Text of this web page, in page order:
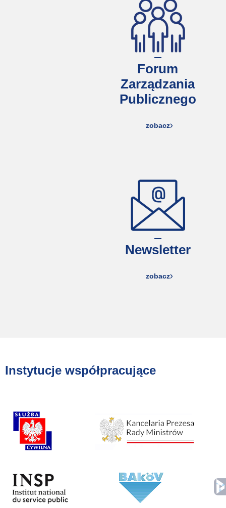
Forum
Zarządzania
Publicznego
zobacz
Newsletter
zobacz
Instytucje współpracujące